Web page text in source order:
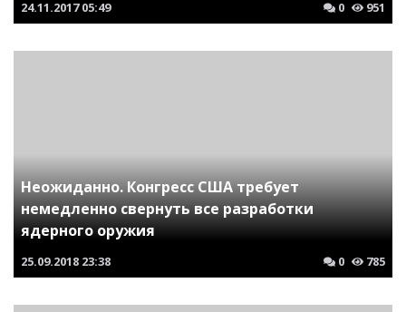
24.11.2017 05:49 0 951
Неожиданно. Конгресс США требует
немедленно свернуть все разработки
ядерного оружия
25.09.2018 23:38 0 785